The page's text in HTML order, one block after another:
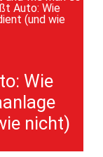
Wie
nicht)